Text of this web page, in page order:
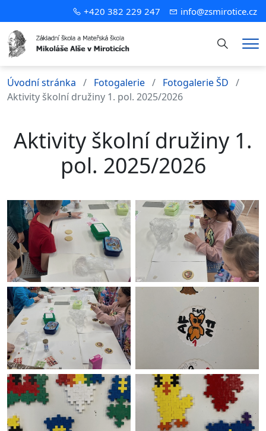
+420 382 229 247 info@zsmirotice.cz
Hledání
Úvodní stránka Fotogalerie
Fotogalerie ŠD
Aktivity školní družiny 1. pol. 2025/2026
Aktivity školní družiny 1.
pol. 2025/2026